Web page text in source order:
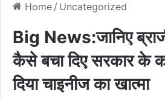
Home / Uncategorized
Big News:जानिए
कैसे बचा दिए सरकार के
दिया चाइनीज का खात्मा